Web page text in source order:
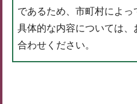
であるため、市町村によっ
具体的な内容については
合わせください。